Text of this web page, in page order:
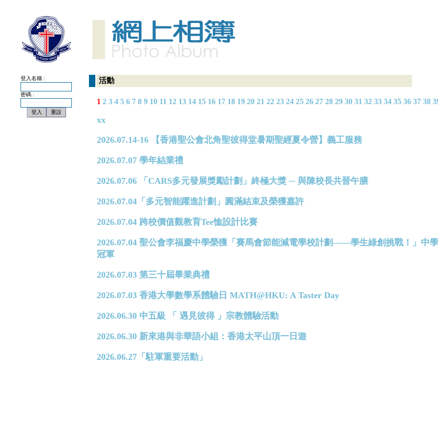
登入名稱 :
密碼 :
活動
1 2 3 4 5 6 7 8 9 10 11 12 13 14 15 16 17 18 19 20 21 22 23 24 25 26 27 28 29 30 31 32 33 34 35 36 37 38
xx
2026.07.14-16 【香港聖公會北角聖彼得堂暑期聖經夏令營】義工服務
2026.07.07 學年結業禮
2026.07.06 「CARS多元發展獎勵計劃」終極大獎 ─ 與陳校長共晉午膳
2026.07.04「多元智能躍進計劃」圓滿結束及榮獲嘉許
2026.07.04 跨校價值觀教育Tee恤設計比賽
2026.07.04 聖公會李福慶中學榮獲「賽馬會節能減電學校計劃——學生綠創挑戰！」中
冠軍
2026.07.03 第三十屆畢業典禮
2026.07.03 香港大學數學系體驗日 MATH@HKU: A Taster Day
2026.06.30 中五級 「 遇見彼得 」宗教體驗活動
2026.06.30 新來港與非華語小組：香港太平山頂一日遊
2026.06.27「駐軍重要活動」